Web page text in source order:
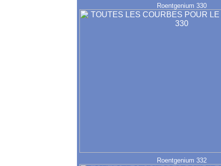
Roentgenium 330
Roentgenium 332